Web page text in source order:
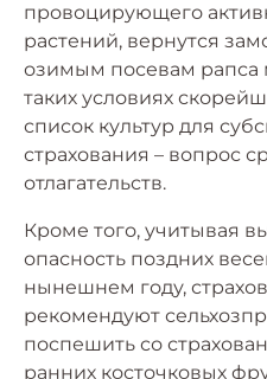
провоцирующего
растений, вернутся
озимым посевам рапса
таких условиях
список культур для
страхования – вопрос
отлагательств.
Кроме того, учитывая
опасность поздних
нынешнем году,
рекомендуют
поспешить со
ранних косточковых